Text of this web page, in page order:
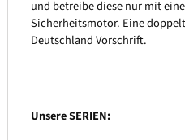
und betreibe diese nur mit
Sicherheitsmotor. Eine
Deutschland Vorschrift.
Unsere SERIEN: